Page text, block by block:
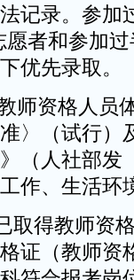
记录。参加
者和参加
优先录取。
师资格人员
〉（试行）
（人社部发
作、生活环
取得教师资
证（教师资